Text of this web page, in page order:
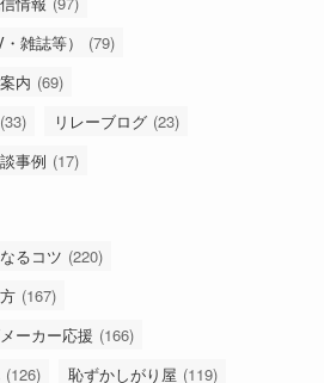
雑誌等）
(79)
内 (69)
(33) リレーブログ (23)
事例 (17)
るコツ (220)
(167)
ーカー応援 (166)
(126) 恥ずかしがり屋 (119)